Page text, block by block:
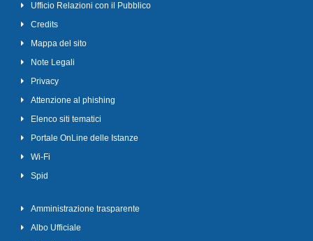
Ufficio Relazioni con il Pubblico
Credits
Mappa del sito
Note Legali
Privacy
Attenzione al phishing
Elenco siti tematici
Portale OnLine delle Istanze
Wi-Fi
Spid
Amministrazione trasparente
Albo Ufficiale